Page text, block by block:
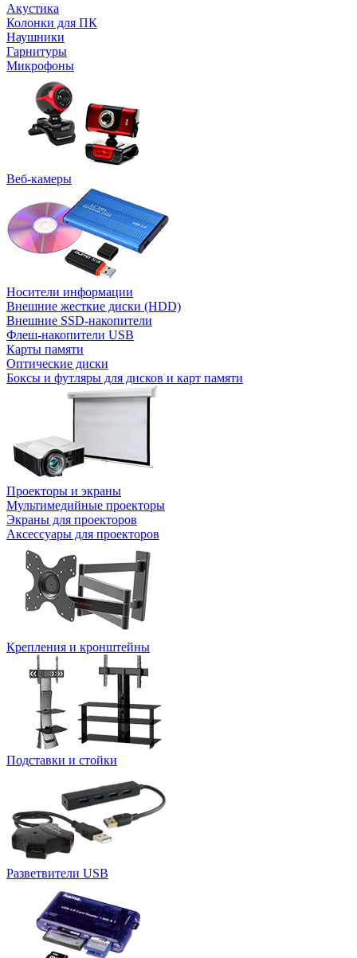
Акустика
Колонки для ПК
Наушники
Гарнитуры
Микрофоны
Веб-камеры
Носители информации
Внешние жесткие диски (HDD)
Внешние SSD-накопители
Флеш-накопители USB
Карты памяти
Оптические диски
Боксы и футляры для дисков и карт памяти
Проекторы и экраны
Мультимедийные проекторы
Экраны для проекторов
Аксессуары для проекторов
Крепления и кронштейны
Подставки и стойки
Разветвители USB